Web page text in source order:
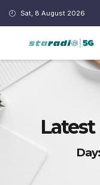
Sat, 8 August 2026